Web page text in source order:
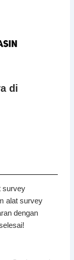
di
survey
alat survey
dengan